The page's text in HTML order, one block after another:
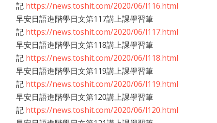
記 https://news.toshit.com/2020/06/l116.html
早安日語進階學日文第117講上課學習筆
記 https://news.toshit.com/2020/06/l117.html
早安日語進階學日文第118講上課學習筆
記 https://news.toshit.com/2020/06/l118.html
早安日語進階學日文第119講上課學習筆
記 https://news.toshit.com/2020/06/l119.html
早安日語進階學日文第120講上課學習筆
記 https://news.toshit.com/2020/06/l120.html